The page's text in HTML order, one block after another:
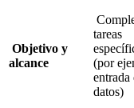
Objetivo y
alcance
tareas
(por
entrada
datos)